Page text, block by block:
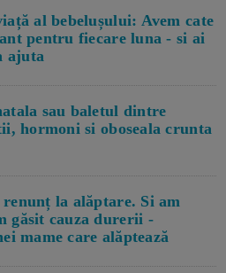
al bebelușului: Avem cate
pentru fiecare luna - si ai
ajuta
sau baletul dintre
hormoni si oboseala crunta
la alăptare. Si am
găsit cauza durerii -
mame care alăptează